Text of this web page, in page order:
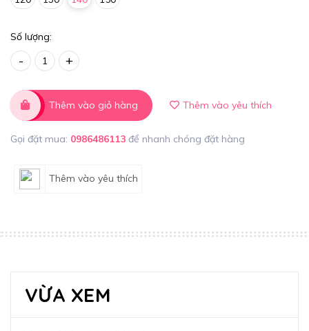
Số lượng:
- +
Thêm vào giỏ hàng Thêm vào yêu thích
Gọi đặt mua: 0986486113 để nhanh chóng đặt hàng
Thêm vào yêu thích
VỪA XEM